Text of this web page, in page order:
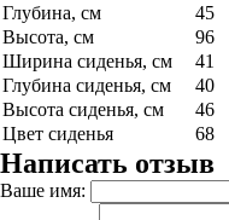
Глубина, см
45
Высота, см
96
Ширина сиденья, см
41
Глубина сиденья, см
40
Высота сиденья, см
46
Цвет сиденья
68
Написать отзыв
Ваше имя: